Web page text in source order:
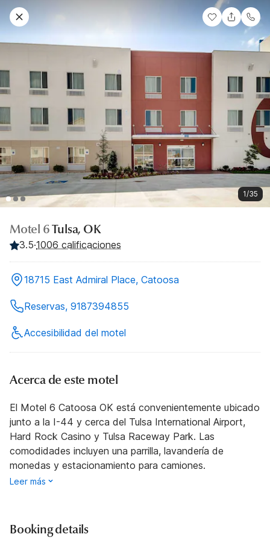
1/35
Motel 6Tulsa, OK
3.5·1006 calificaciones
18715 East Admiral Place, Catoosa
Reservas, 9187394855
Accesibilidad del motel
Acerca de este motel
El Motel 6 Catoosa OK está convenientemente ubicado
junto a la I-44 y cerca del Tulsa International Airport,
Hard Rock Casino y Tulsa Raceway Park. Las
comodidades incluyen una parrilla, lavandería de
monedas y estacionamiento para camiones.
Leer más
Booking details